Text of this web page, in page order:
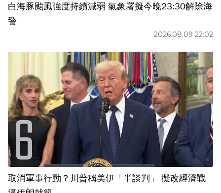
白海豚颱風強度持續減弱 氣象署擬今晚23:30解除海
警
2026.08.09 22:02
取消軍事行動？川普稱美伊「半談判」 擬改經濟戰